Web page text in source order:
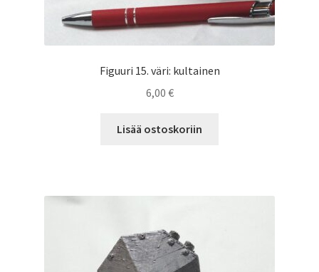
Figuuri 15. väri: kultainen
6,00 €
Lisää ostoskoriin